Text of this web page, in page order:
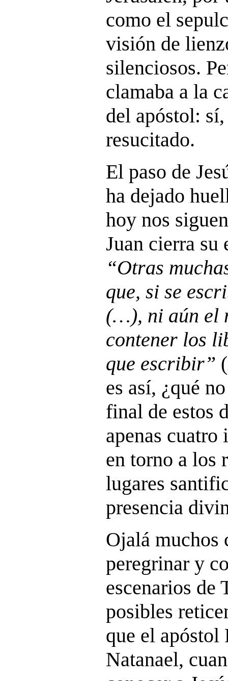
como el
visión de
silenciosos.
clamaba a la
del apóstol:
resucitado.
El paso de
ha dejado
hoy nos
Juan cierra
“Otras
que, si se
(…), ni aún el
contener los
que escribir” (
es así, ¿qué
final de estos
apenas cuatro
en torno a los
lugares
presencia
Ojalá muchos
peregrinar y
escenarios de
posibles
que el apóstol
Natanael,